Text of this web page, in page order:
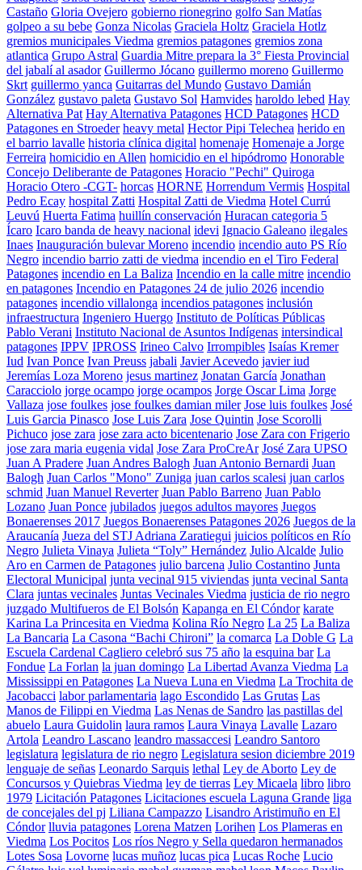
Castaño Gloria Ovejero gobierno rionegrino golfo San Matías
golpeo a su bebe Gonza Nicolas Graciela Holtz Graciela Hotlz
gremios municipales Viedma gremios patagones gremios zona
atlantica Grupo Astral Guardia Mitre prepara la 3° Fiesta Provincial
del jabalí al asador Guillermo Jócano guillermo moreno Guillermo
Skrt guillermo yanca Guitarras del Mundo Gustavo Damián
González gustavo paleta Gustavo Sol Hamvides haroldo lebed Hay
Alternativa Pat Hay Alternativa Patagones HCD Patagones HCD
Patagones en Stroeder heavy metal Hector Pipi Telechea herido en
el barrio lavalle historia clínica digital homenaje Homenaje a Jorge
Ferreira homicidio en Allen homicidio en el hipódromo Honorable
Concejo Deliberante de Patagones Horacio "Pechi" Quiroga
Horacio Otero -CGT- horcas HORNE Horrendum Vermis Hospital
Pedro Ecay hospital Zatti Hospital Zatti de Viedma Hotel Currú
Leuvú Huerta Fatima huillín conservación Huracan categoria 5
Ícaro Icaro banda de heavy nacional idevi Ignacio Galeano ilegales
Inaes Inauguración bulevar Moreno incendio incendio auto PS Río
Negro incendio barrio zatti de viedma incendio en el Tiro Federal
Patagones incendio en La Baliza Incendio en la calle mitre incendio
en patagones Incendio en Patagones 24 de julio 2026 incendio
patagones incendio villalonga incendios patagones inclusión
infraestructura Ingeniero Huergo Instituto de Políticas Públicas
Pablo Verani Instituto Nacional de Asuntos Indígenas intersindical
patagones IPPV IPROSS Irineo Calvo Irrompibles Isaías Kremer
Iud Ivan Ponce Ivan Preuss jabali Javier Acevedo javier iud
Jeremías Loza Moreno jesus martinez Jonatan García Jonathan
Caracciolo jorge ocampo jorge ocampos Jorge Oscar Lima Jorge
Vallaza jose foulkes jose foulkes damian miler Jose luis foulkes José
Luis Garcia Pinasco Jose Luis Zara Jose Quintin Jose Scorolli
Pichuco jose zara jose zara acto bicentenario Jose Zara con Frigerio
jose zara maria eugenia vidal Jose Zara ProCreAr José Zara UPSO
Juan A Pradere Juan Andres Balogh Juan Antonio Bernardi Juan
Balogh Juan Carlos "Mono" Zuniga juan carlos scalesi juan carlos
schmid Juan Manuel Reverter Juan Pablo Barreno Juan Pablo
Lozano Juan Ponce jubilados juegos adultos mayores Juegos
Bonaerenses 2017 Juegos Bonaerenses Patagones 2026 Juegos de la
Araucanía Jueza del STJ Adriana Zaratiegui juicios políticos en Río
Negro Julieta Vinaya Julieta “Toly” Hernández Julio Alcalde Julio
Aro en Carmen de Patagones julio barcena Julio Costantino Junta
Electoral Municipal junta vecinal 915 viviendas junta vecinal Santa
Clara juntas vecinales Juntas Vecinales Viedma justicia de rio negro
juzgado Multifueros de El Bolsón Kapanga en El Cóndor karate
Karina La Princesita en Viedma Kolina Río Negro La 25 La Baliza
La Bancaria La Casona “Bachi Chironi” la comarca La Doble G La
Escuela Cardenal Cagliero celebró sus 75 año la esquina bar La
Fondue La Forlan la juan domingo La Libertad Avanza Viedma La
Mississippi en Patagones La Nueva Luna en Viedma La Trochita de
Jacobacci labor parlamentaria lago Escondido Las Grutas Las
Manos de Filippi en Viedma Las Nenas de Sandro las pastillas del
abuelo Laura Guidolin laura ramos Laura Vinaya Lavalle Lazaro
Artola Leandro Lascano leandro massaccesi Leandro Santoro
legislatura legislatura de rio negro Legislatura sesion diciembre 2019
lenguaje de señas Leonardo Sarquis lethal Ley de Aborto Ley de
Concursos y Quiebras Viedma ley de tierras Ley Micaela libro libro
1979 Licitación Patagones Licitaciones escuela Laguna Grande liga
de concejales del pj Liliana Campazzo Lisandro Aristimuño en El
Cóndor lluvia patagones Lorena Matzen Lorihen Los Plameras en
Viedma Los Pocitos Los ríos Negro y Sella quedaron hermanados
Lotes Sosa Lovorne lucas muñoz lucas pica Lucas Roche Lucio